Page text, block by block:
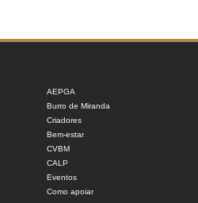
AEPGA
Burro de Miranda
Criadores
Bem-estar
CVBM
CALP
Eventos
Como apoiar